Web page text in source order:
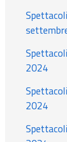
2024
2024